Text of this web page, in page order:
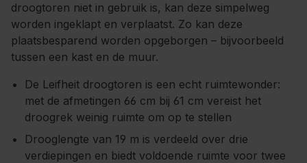
droogtoren niet in gebruik is, kan deze simpelweg
worden ingeklapt en verplaatst. Zo kan deze
plaatsbesparend worden opgeborgen – bijvoorbeeld
tussen een kast en de muur.
De Leifheit droogtoren is een echt ruimtewonder:
met de afmetingen 66 cm bij 61 cm vereist het
droogrek weinig ruimte om op te stellen
Drooglengte van 19 m is verdeeld over drie
verdiepingen en biedt voldoende ruimte voor twee